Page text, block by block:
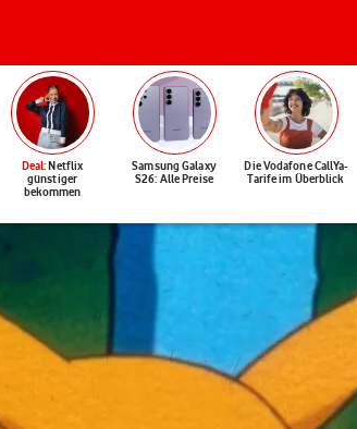
Deal: Netflix
günstiger
bekommen
Samsung Galaxy
S26: Alle Preise
Die Vodafone CallYa-
Tarife im Überblick